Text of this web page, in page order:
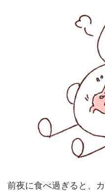
前夜に食べ過ぎると、